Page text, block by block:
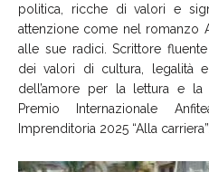
politica, ricche di valori e
attenzione come nel romanzo
alle sue radici. Scrittore
dei valori di cultura, legalità
dell’amore per la lettura e
Premio Internazionale
Imprenditoria 2025 “Alla carriera”.